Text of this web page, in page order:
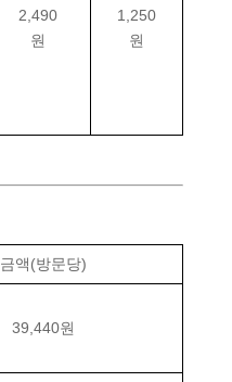
2,490
원
1,250
원
금액(방문당)
39,440원